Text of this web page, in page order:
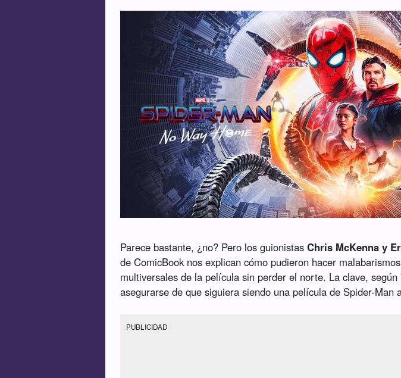
Parece bastante, ¿no? Pero los guionistasChris McKenna y
de ComicBook nos explican cómo pudieron hacer
multiversales de la película sin perder el norte. La clave,
asegurarse de que siguiera siendo una película de Spider-Man
PUBLICIDAD